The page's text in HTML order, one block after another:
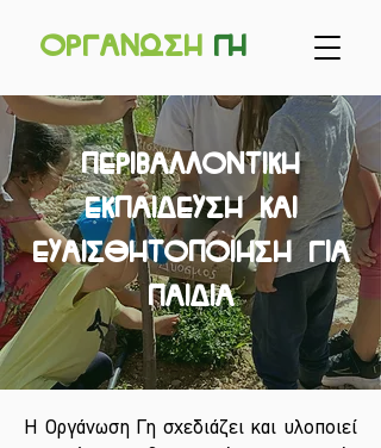
Οργανωση γη
ΠΕΡΙΒΑΛΛΟΝΤΙΚΗ
ΕΚΠΑΙΔΕΥΣΗ ΚΑΙ
ΕΥΑΙΣΘΗΤΟΠΟΙΗΣΗ ΓΙΑ
ΠΑΙΔΙΑ
Η Οργάνωση Γη σχεδιάζει και υλοποιεί